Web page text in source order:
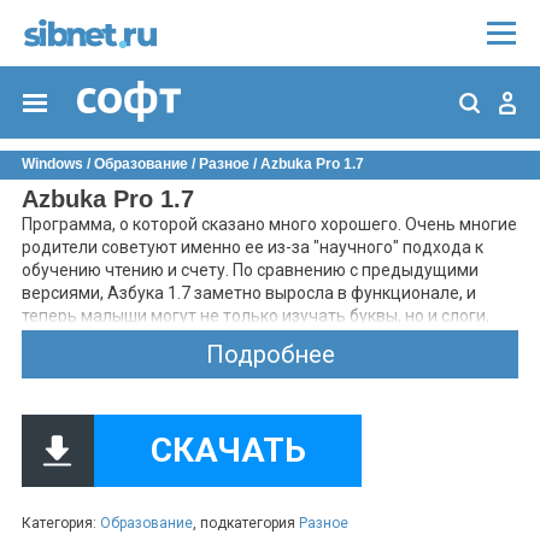
Windows / Образование / Разное / Azbuka Pro 1.7
Azbuka Pro 1.7
Программа, о которой сказано много хорошего. Очень многие
родители советуют именно ее из-за "научного" подхода к
обучению чтению и счету. По сравнению с предыдущими
версиями, Азбука 1.7 заметно выросла в функционале, и
теперь малыши могут не только изучать буквы, но и слоги,
английский алфавит, основные цвета и цифры. По каждому
этапу (алфавит, слоги, чтение) существует своя
Обучение предлагается в игровой форме: нахождение
гласные, согласные, заглавные или маленькие, мужской или
Подробнее
СКАЧАТЬ
Категория: Образование, подкатегория Разное